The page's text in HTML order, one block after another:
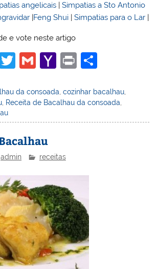
angelicais |Simpatias a Sto Antonio
|Feng Shui |Simpatias para o Lar |
e vote neste artigo
T
itt
er
G
ai
l
Y
h
o
o
ai
l
Pr
t
ar
e
da consoada ,cozinhar bacalhau
, Receita de Bacalhau da consoada,
admin receitas